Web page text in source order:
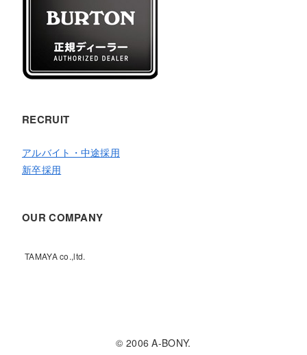
RECRUIT
アルバイト・中途採用
新卒採用
OUR COMPANY
TAMAYA co.,ltd.
© 2006 A-BONY.